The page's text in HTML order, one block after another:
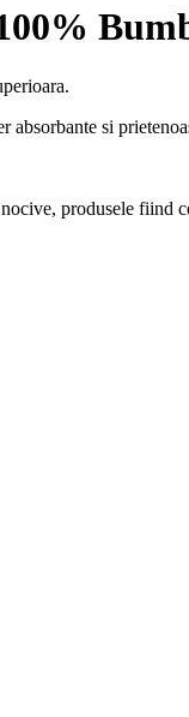
absorbante si
produsele fiind